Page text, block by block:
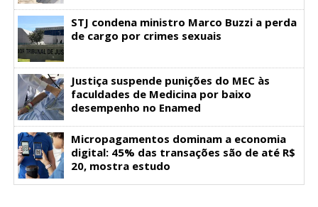
STJ condena ministro Marco Buzzi a perda
de cargo por crimes sexuais
Justiça suspende punições do MEC às
faculdades de Medicina por baixo
desempenho no Enamed
Micropagamentos dominam a economia
digital: 45% das transações são de até R$
20, mostra estudo